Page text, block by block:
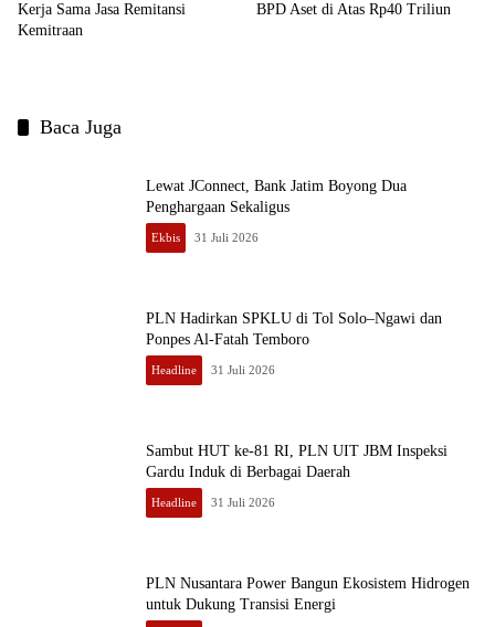
Kerja Sama Jasa Remitansi
Kemitraan
BPD Aset di Atas Rp40 Triliun
Baca Juga
Lewat JConnect, Bank Jatim Boyong Dua
Penghargaan Sekaligus
Ekbis 31 Juli 2026
PLN Hadirkan SPKLU di Tol Solo–Ngawi dan
Ponpes Al-Fatah Temboro
Headline 31 Juli 2026
Sambut HUT ke-81 RI, PLN UIT JBM Inspeksi
Gardu Induk di Berbagai Daerah
Headline 31 Juli 2026
PLN Nusantara Power Bangun Ekosistem Hidrogen
untuk Dukung Transisi Energi